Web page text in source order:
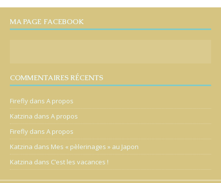
MA PAGE FACEBOOK
COMMENTAIRES RÉCENTS
Firefly dans A propos
Katzina dans A propos
Firefly dans A propos
Katzina dans Mes « pèlerinages » au Japon
Katzina dans C’est les vacances !